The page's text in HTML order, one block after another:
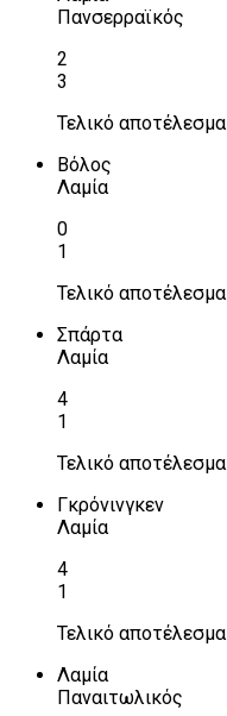
Πανσερραϊκός
2
3
Τελικό αποτέλεσμα
Βόλος
Λαμία
0
1
Τελικό αποτέλεσμα
Σπάρτα
Λαμία
4
1
Τελικό αποτέλεσμα
Γκρόνινγκεν
Λαμία
4
1
Τελικό αποτέλεσμα
Λαμία
Παναιτωλικός